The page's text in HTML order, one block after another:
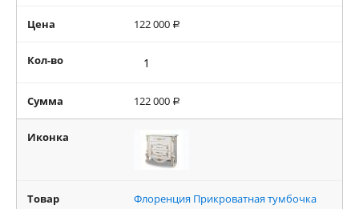
Цена 122 000 Р
Кол-во
Сумма 122 000 Р
Иконка
Товар Флоренция Прикроватная тумбочка